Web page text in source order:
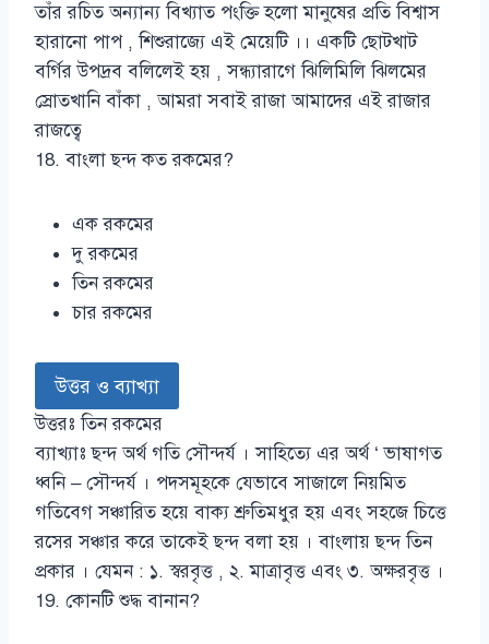
তাঁর রচিত অন্যান্য বিখ্যাত পংক্তি হলো মানুষের প্রতি বিশ্বাস
হারানো পাপ , শিশুরাজ্যে এই মেয়েটি ।। একটি ছোটখাট
বর্গির উপদ্রব বলিলেই হয় , সন্ধ্যারাগে ঝিলিমিলি ঝিলমের
স্রোতখানি বাঁকা , আমরা সবাই রাজা আমাদের এই রাজার
রাজত্বে
18. বাংলা ছন্দ কত রকমের?
এক রকমের
দু রকমের
তিন রকমের
চার রকমের
উত্তর ও ব্যাখ্যা
উত্তরঃ তিন রকমের
ব্যাখ্যাঃ ছন্দ অর্থ গতি সৌন্দর্য । সাহিত্যে এর অর্থ ‘ ভাষাগত
ধ্বনি – সৌন্দর্য । পদসমূহকে যেভাবে সাজালে নিয়মিত
গতিবেগ সঞ্চারিত হয়ে বাক্য শ্রুতিমধুর হয় এবং সহজে চিত্তে
রসের সঞ্চার করে তাকেই ছন্দ বলা হয় । বাংলায় ছন্দ তিন
প্রকার । যেমন : ১. স্বরবৃত্ত , ২. মাত্রাবৃত্ত এবং ৩. অক্ষরবৃত্ত ।
19. কোনটি শুদ্ধ বানান?